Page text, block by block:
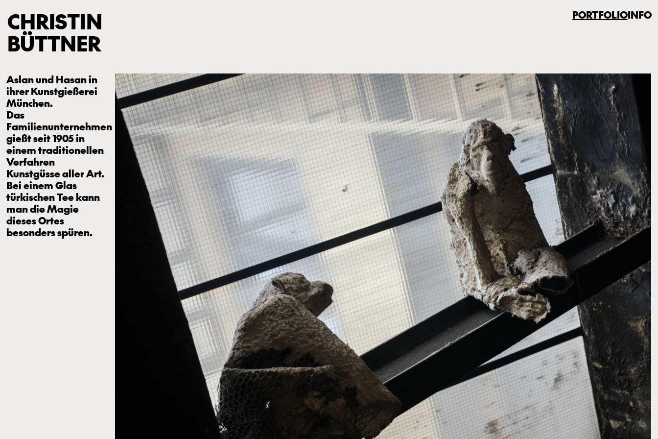
CHRISTIN
BÜTTNER
PORTFOLIOINFO
Aslan und Hasan in
ihrer Kunstgießerei
München.
Das
Familienunternehmen
gießt seit 1905 in
einem traditionellen
Verfahren
Kunstgüsse aller Art.
Bei einem Glas
türkischen Tee kann
man die Magie
dieses Ortes
besonders spüren.